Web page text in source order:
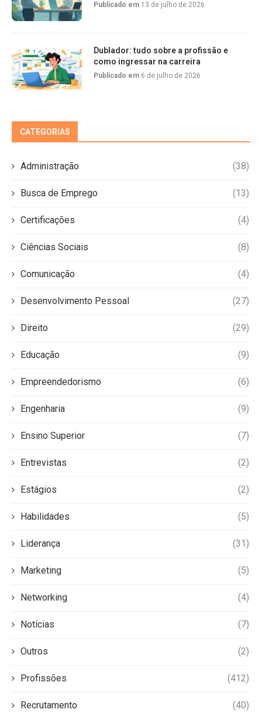
Publicado em 13 de julho de 2026
Dublador: tudo sobre a profissão e
como ingressar na carreira
Publicado em 6 de julho de 2026
CATEGORIAS
Administração (38)
Busca de Emprego (13)
Certificações (4)
Ciências Sociais (8)
Comunicação (4)
Desenvolvimento Pessoal (27)
Direito (29)
Educação (9)
Empreendedorismo (6)
Engenharia (9)
Ensino Superior (7)
Entrevistas (2)
Estágios (2)
Habilidades (5)
Liderança (31)
Marketing (5)
Networking (4)
Notícias (7)
Outros (2)
Profissões (412)
Recrutamento (40)